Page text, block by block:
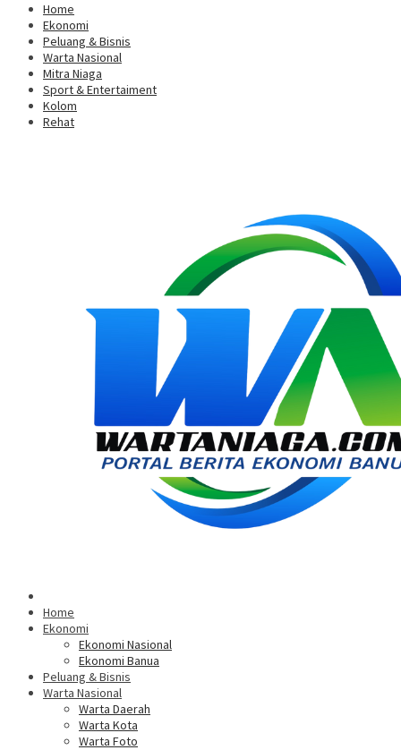
Home
Ekonomi
Peluang & Bisnis
Warta Nasional
Mitra Niaga
Sport & Entertaiment
Kolom
Rehat
Home
Ekonomi
Ekonomi Nasional
Ekonomi Banua
Peluang & Bisnis
Warta Nasional
Warta Daerah
Warta Kota
Warta Foto